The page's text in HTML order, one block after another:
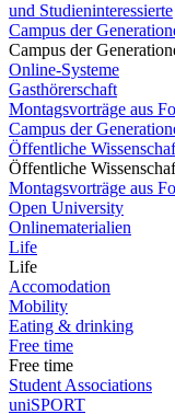
und Studieninteressierte
Campus der
Campus der
Online-Systeme
Gasthörerschaft
Montagsvorträge aus
Campus der
Öffentliche
Öffentliche
Montagsvorträge aus
Open University
Onlinematerialien
Life
Life
Accomodation
Mobility
Eating & drinking
Free time
Free time
Student Associations
uniSPORT